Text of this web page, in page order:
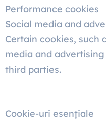
Performance cookies
Social media and
Certain cookies, such
media and
third parties.
Cookie-uri esențiale